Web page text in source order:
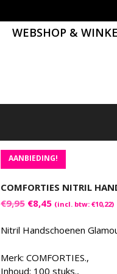
WEBSHOP &
AANBIEDING!
COMFORTIES NITRIL
€9,95 Oorspronkelijke
was:
€8,45Huidige
is:
(incl. btw: €10,22)
Nitril Handschoenen
Merk: COMFORTIES.,
Inhoud: 100 stuks.,